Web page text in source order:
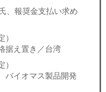
、報奨金支払い求め
据え置き／台湾
バイオマス製品開発